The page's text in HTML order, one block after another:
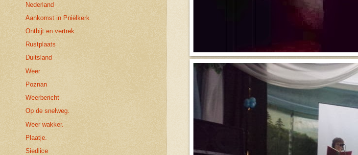
Nederland
Aankomst in Pniëlkerk
Ontbijt en vertrek
Rustplaats
Duitsland
Weer
Poznan
Weerbericht
Op de snelweg.
Weer wakker.
Plaatje.
Siedlice